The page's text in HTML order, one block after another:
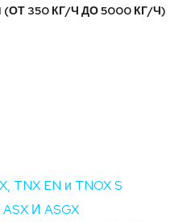
350 КГ/Ч ДО 5000 КГ/Ч)
TNX EN и TNOX S
И ASGX